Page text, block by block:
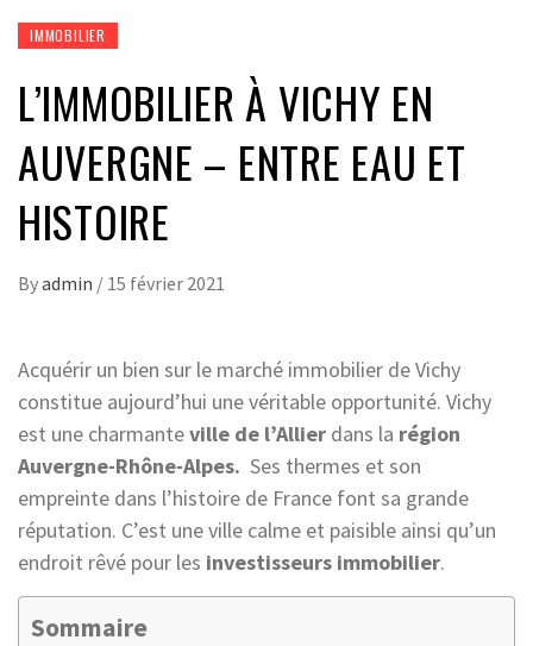
IMMOBILIER
L’IMMOBILIER À VICHY EN
AUVERGNE – ENTRE EAU ET
HISTOIRE
Byadmin / 15 février 2021
Acquérir un bien sur le marché immobilier de Vichy
constitue aujourd’hui une véritable opportunité. Vichy
est une charmanteville de l’Allier dans la région
Auvergne-Rhône-Alpes. Ses thermes et son
empreinte dans l’histoire de France font sa grande
réputation. C’est une ville calme et paisible ainsi qu’un
endroit rêvé pour les investisseurs immobilier.
Sommaire